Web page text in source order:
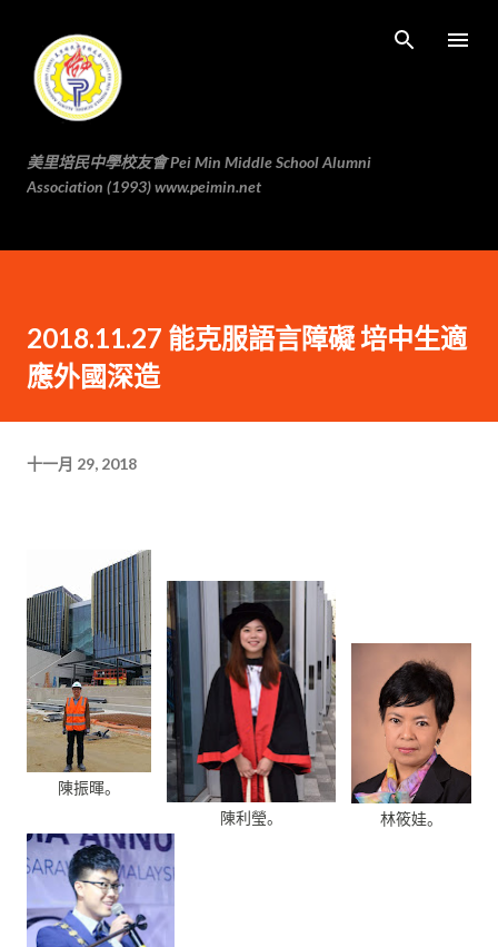
美里培民中學校友會 Pei Min Middle School Alumni
Association (1993) www.peimin.net
2018.11.27 能克服語言障礙 培中生適
應外國深造
十一月 29, 2018
陳振暉。
陳利瑩。
林筱娃。